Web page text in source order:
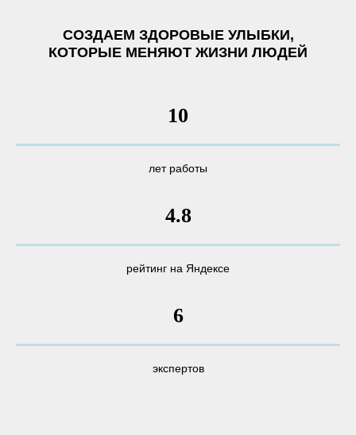
СОЗДАЕМ ЗДОРОВЫЕ УЛЫБКИ,
КОТОРЫЕ МЕНЯЮТ ЖИЗНИ ЛЮДЕЙ
10
лет работы
4.8
рейтинг на Яндексе
6
экспертов